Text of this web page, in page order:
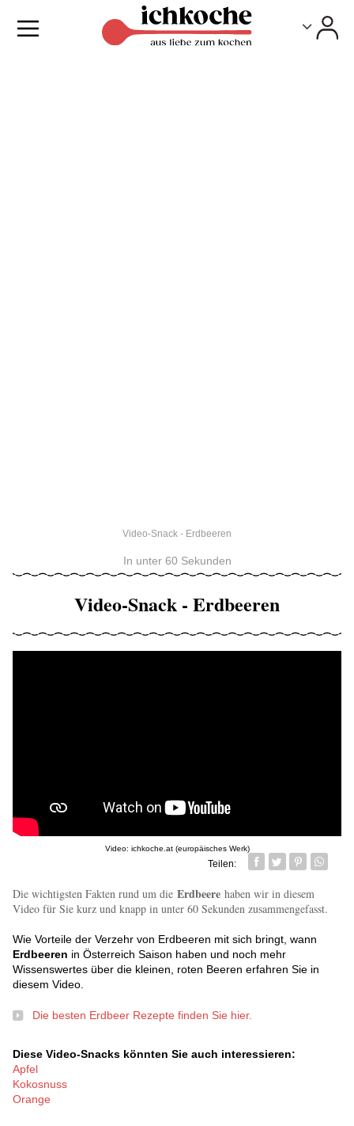
Video-Snack - Erdbeeren
In unter 60 Sekunden
Video-Snack - Erdbeeren
Video: ichkoche.at (europäisches Werk)
Teilen:
Facebook
TwitterPin it
Die wichtigsten Fakten rund um die Erdbeere haben wir in diesem
Video für Sie kurz und knapp in unter 60 Sekunden zusammengefasst.
Wie Vorteile der Verzehr von Erdbeeren mit sich bringt, wann
Erdbeeren in Österreich Saison haben und noch mehr
Wissenswertes über die kleinen, roten Beeren erfahren Sie in
diesem Video.
Die besten Erdbeer Rezepte finden Sie hier.
Diese Video-Snacks könnten Sie auch interessieren:
Apfel
Kokosnuss
Orange